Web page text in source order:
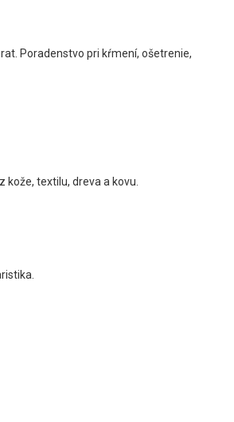
Poradenstvo pri kŕmení, ošetrenie,
textilu, dreva a kovu.